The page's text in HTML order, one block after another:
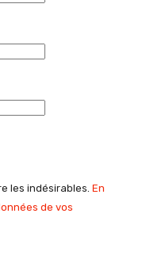
les indésirables. En
de vos